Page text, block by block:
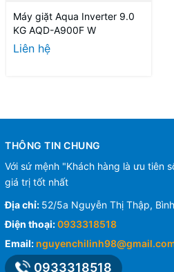
Máy giặt Aqua Inverter 9.0
KG AQD-A900F W
Liên hệ
THÔNG TIN CHUNG
Với sứ mệnh "Khách hàng là ưu tiên
giá trị tốt nhất
Địa chỉ: 52/5a Nguyễn Thị Thập,
Điện thoại:0933318518
Email:
0933318518